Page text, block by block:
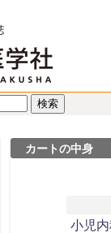
カートの中身
小児内